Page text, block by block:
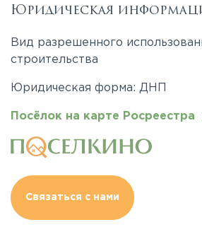
Юридическая
Вид разрешенного
строительства
Юридическая форма: ДНП
Посёлок на карте Росреестра
Связаться с нами